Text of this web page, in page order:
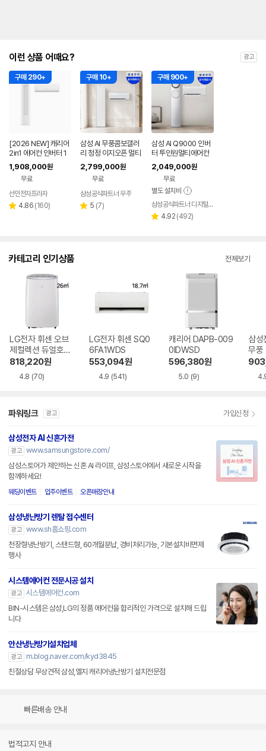
이런 상품 어때요? 광고
구매 290+
[2026 NEW] 캐리어
2in1 에어컨 인버터 1
등급 멀티형 wifi 17평
+6평 투인원 전국 설
치비포함
1,908,000원
무료
선인전자프라자
별 4.86 리
(160)
구매 10+
삼성 AI 무풍콤보갤러
리 청정 이지오픈 멀티
형 에어컨 AF80F17D
22WRS 기본설치포
2,799,000원
무료
삼성공식파트너 우주
별 5 리
(7)
구매 900+
삼성 AI Q9000 인버
터 투인원멀티에어컨
AF60F17D11GRS
기본설치포함 일반배
2,049,000원
무료
별도 설치비
삼성공식파트너 디지털마트
별 4.92 리
(492)
카테고리 인기상품 전체보기
LG전자 휘센 오브
제컬렉션 듀얼호스
PQ08FDWBS
818,220원
4.8 (70)
LG전자 휘센 SQ0
6FA1WDS
553,094원
4.9 (541)
캐리어 DAPB-009
0IDWSD
596,380원
5.0 (9)
삼성
무풍
파워링크 광고 가입신청
삼성전자 AI 신혼가전
광고 www.samsungstore.com/
삼성스토어가 제안하는 신혼 AI 라이프, 삼성스토어에서 새로운 시작을
함께하세요!
웨딩이벤트 입주이벤트 오픈매장안내
삼성냉난방기 렌탈 접수센터
광고 www.sh홈쇼핑.com
천장형냉난방기, 스탠드형, 60개월분납, 경비처리가능, 기본설치비면제
행사
시스템에어컨 전문시공 설치
광고 시스템에어컨.com
BIN-시스템은 삼성,LG의 정품 에어컨을 합리적인 가격으로 설치해 드립
니다
안산냉난방기설치업체
광고
m.blog.naver.com/kyd3845
친절상담 무상견적 삼성,엘지 캐리어냉난방기 설치전문점
빠른배송 안내
법적고지 안내